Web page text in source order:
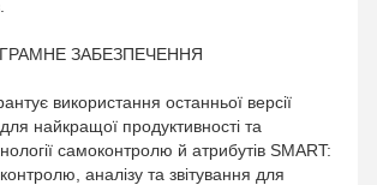
ЗАБЕЗПЕЧЕННЯ
використання останньої версії
найкращої продуктивності та
самоконтролю й атрибутів SMART:
аналізу та звітування для